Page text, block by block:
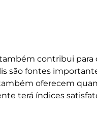
contribui
são fontes
oferecem
terá índices